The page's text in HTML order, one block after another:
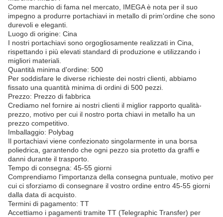
Come marchio di fama nel mercato, IMEGA è nota per il suo
impegno a produrre portachiavi in metallo di prim'ordine che sono
durevoli e eleganti.
Luogo di origine: Cina
I nostri portachiavi sono orgogliosamente realizzati in Cina,
rispettando i più elevati standard di produzione e utilizzando i
migliori materiali.
Quantità minima d'ordine: 500
Per soddisfare le diverse richieste dei nostri clienti, abbiamo
fissato una quantità minima di ordini di 500 pezzi.
Prezzo: Prezzo di fabbrica
Crediamo nel fornire ai nostri clienti il miglior rapporto qualità-
prezzo, motivo per cui il nostro porta chiavi in metallo ha un
prezzo competitivo.
Imballaggio: Polybag
Il portachiavi viene confezionato singolarmente in una borsa
poliedrica, garantendo che ogni pezzo sia protetto da graffi e
danni durante il trasporto.
Tempo di consegna: 45-55 giorni
Comprendiamo l'importanza della consegna puntuale, motivo per
cui ci sforziamo di consegnare il vostro ordine entro 45-55 giorni
dalla data di acquisto.
Termini di pagamento: TT
Accettiamo i pagamenti tramite TT (Telegraphic Transfer) per